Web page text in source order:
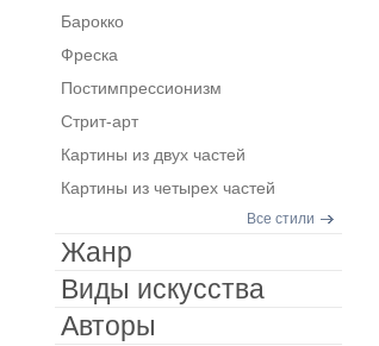
Барокко
Фреска
Постимпрессионизм
Стрит-арт
Картины из двух частей
Картины из четырех частей
Все стили
Жанр
Виды искусства
Авторы